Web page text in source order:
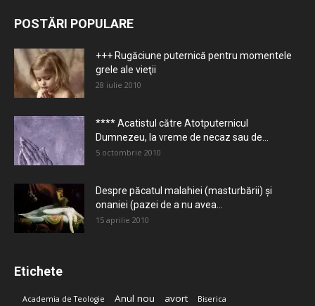
POSTĂRI POPULARE
+++ Rugăciune puternică pentru momentele
grele ale vieţii
28 iulie 2010
**** Acatistul către Atotputernicul
Dumnezeu, la vreme de necaz sau de...
5 octombrie 2010
Despre păcatul malahiei (masturbării) şi
onaniei (pazei de a nu avea...
15 aprilie 2010
Etichete
Academia de Teologie Anul nou avort Biserica